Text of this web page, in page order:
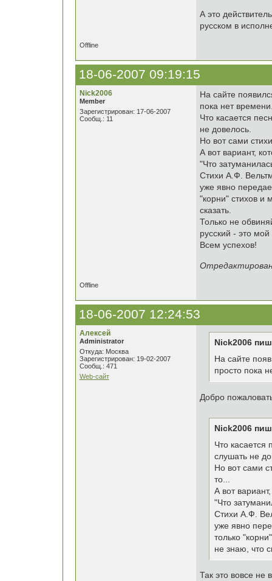
А это
русском в
Offline
18-06-2007 09:19:15
Nick2006
Member
Зарегистрирован: 17-06-2007
Сообщ.: 11
На сайте
пока нет
Что касается
не довелось.
Но вот сами
А вот вариант,
"Что
Стихи А.Ф.
уже явно
"корни" стихов и
сказать.
Только не
русский - это
Всем успехов!
Offline
18-06-2007 12:24:53
Алексей
Administrator
Откуда: Москва
Зарегистрирован: 19-02-2007
Сообщ.: 471
Web-сайт
Nick2006
На сайте
просто пока
Добро
Nick2006
Что касается
слушать не
Но вот сами
то...
А вот
"Что
Стихи А.Ф.
уже явно
только
не знаю, что
Так это вовсе не